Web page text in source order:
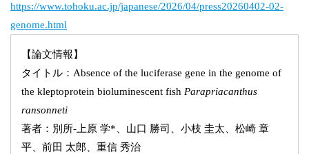
https://www.tohoku.ac.jp/japanese/2026/04/press20260402-02-
genome.html
【論文情報】
タイトル：Absence of the luciferase gene in the genome of
the kleptoprotein bioluminescent fish Parapriacanthus
ransonneti
著者：別所-上原 学*、山口 勝司、小枝 圭太、松崎 章
平、前田 太郎、重信 秀治